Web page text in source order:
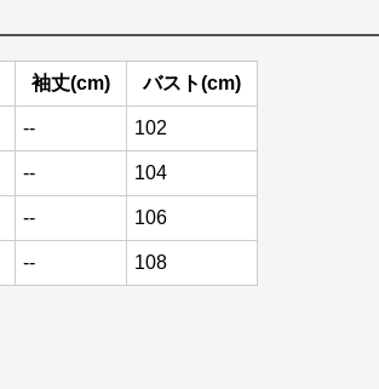
袖丈(cm) バスト(cm)
-- 102
-- 104
-- 106
-- 108